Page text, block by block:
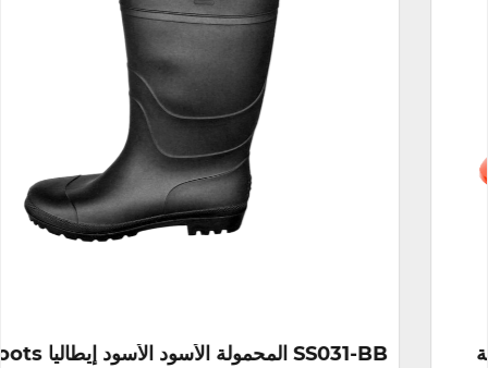
SS031-BB المحمولة الأسود الأسود إيطاليا PVC Rainboots بدون إصبع الصلب